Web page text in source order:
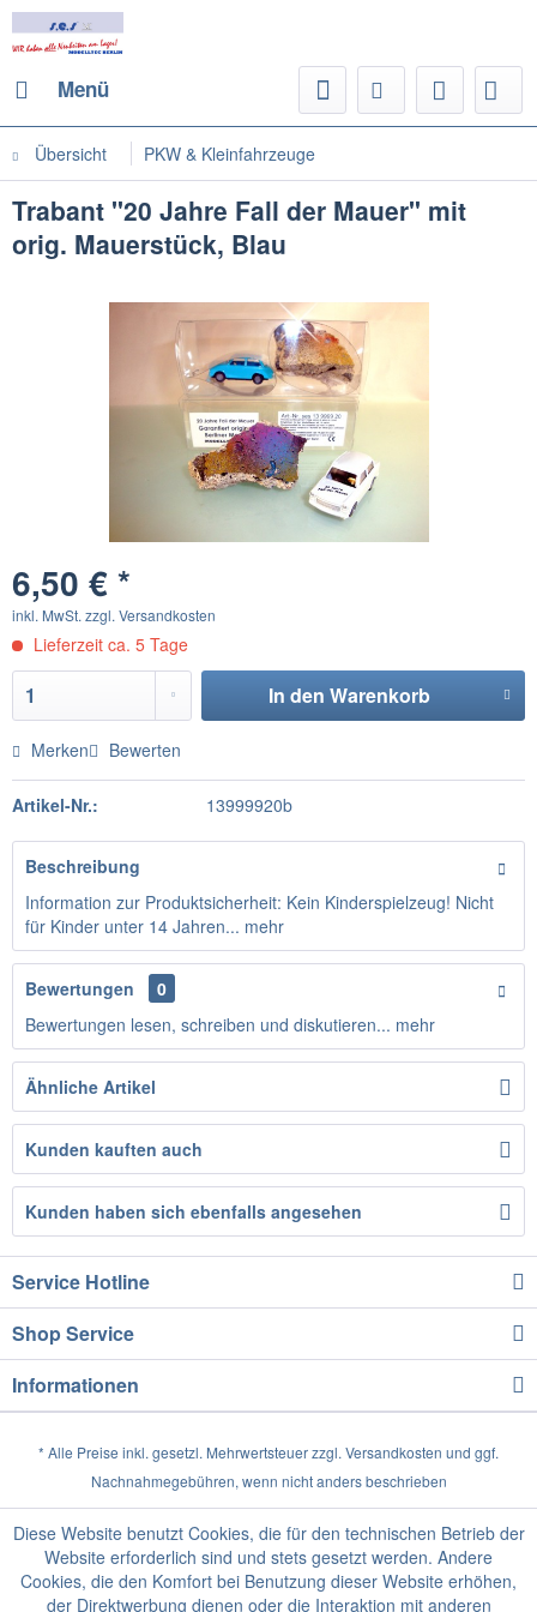
Menü
Übersicht PKW & Kleinfahrzeuge
Trabant "20 Jahre Fall der Mauer" mit
orig. Mauerstück, Blau
6,50 € *
inkl. MwSt. zzgl. Versandkosten
Lieferzeit ca. 5 Tage
In den Warenkorb
Merken Bewerten
Artikel-Nr.: 13999920b
Beschreibung
Information zur Produktsicherheit: Kein Kinderspielzeug! Nicht
für Kinder unter 14 Jahren... mehr
Bewertungen
0
Bewertungen lesen, schreiben und diskutieren... mehr
Ähnliche Artikel
Kunden kauften auch
Kunden haben sich ebenfalls angesehen
Service Hotline
Shop Service
Informationen
* Alle Preise inkl. gesetzl. Mehrwertsteuer zzgl. Versandkosten und ggf.
Nachnahmegebühren, wenn nicht anders beschrieben
Diese Website benutzt Cookies, die für den technischen Betrieb der
Website erforderlich sind und stets gesetzt werden. Andere
Cookies, die den Komfort bei Benutzung dieser Website erhöhen,
der Direktwerbung dienen oder die Interaktion mit anderen